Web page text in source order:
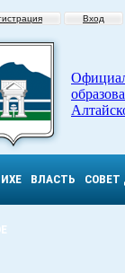
Вход
ВЛАСТЬ СОВЕТ